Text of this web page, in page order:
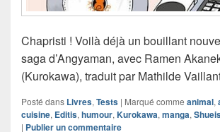
Chapristi ! Voilà déjà un bouillant
saga d’Angyaman, avec Ramen
(Kurokawa), traduit par Mathilde
Posté dans Livres, Tests | Marqué comme animal,
cuisine, Editis, humour, Kurokawa, manga,
| Publier un commentaire